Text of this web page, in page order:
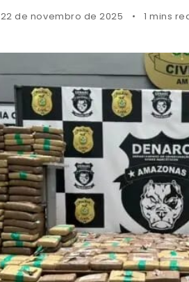
22 de novembro de 2025 1 mins